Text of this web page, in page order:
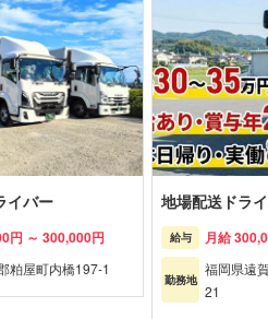
イバー
円 ～ 300,000円
粕屋町内橋197-1
地場配送ドラ
給与 月給
勤務地
福岡県遠
21